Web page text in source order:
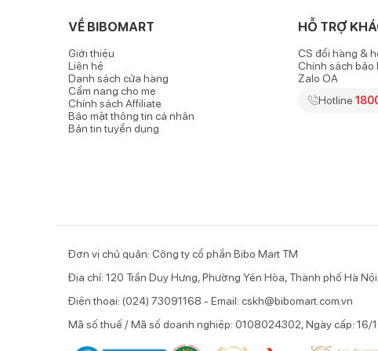
hút/massage mà mẹ đã lựa chọn trước đó.
Chức năng điều hòa, giảm tắc tia sữa
- Máy hút sữa điện đôi Gluck GP38 nổi bật với chức
VỀ BIBOMART
Giới thiệu
Liên hệ
Danh sách cửa hàng
Cẩm nang cho mẹ
Chính sách Affiliate
Bảo mật thông tin cá nhân
Bản tin tuyển dụng
HỖ TRỢ
CS đổi hàng &
Chính sách bảo
Zalo OA
Hotline
Đơn vị chủ quản: Công ty cổ phần Bibo Mart TM
Địa chỉ: 120 Trần Duy Hưng, Phường Yên Hòa, Thành phố Hà
Điện thoại: (024) 73091168 - Email: cskh@bibomart.com.vn
Mã số thuế / Mã số doanh nghiệp: 0108024302, Ngày cấp: 16/